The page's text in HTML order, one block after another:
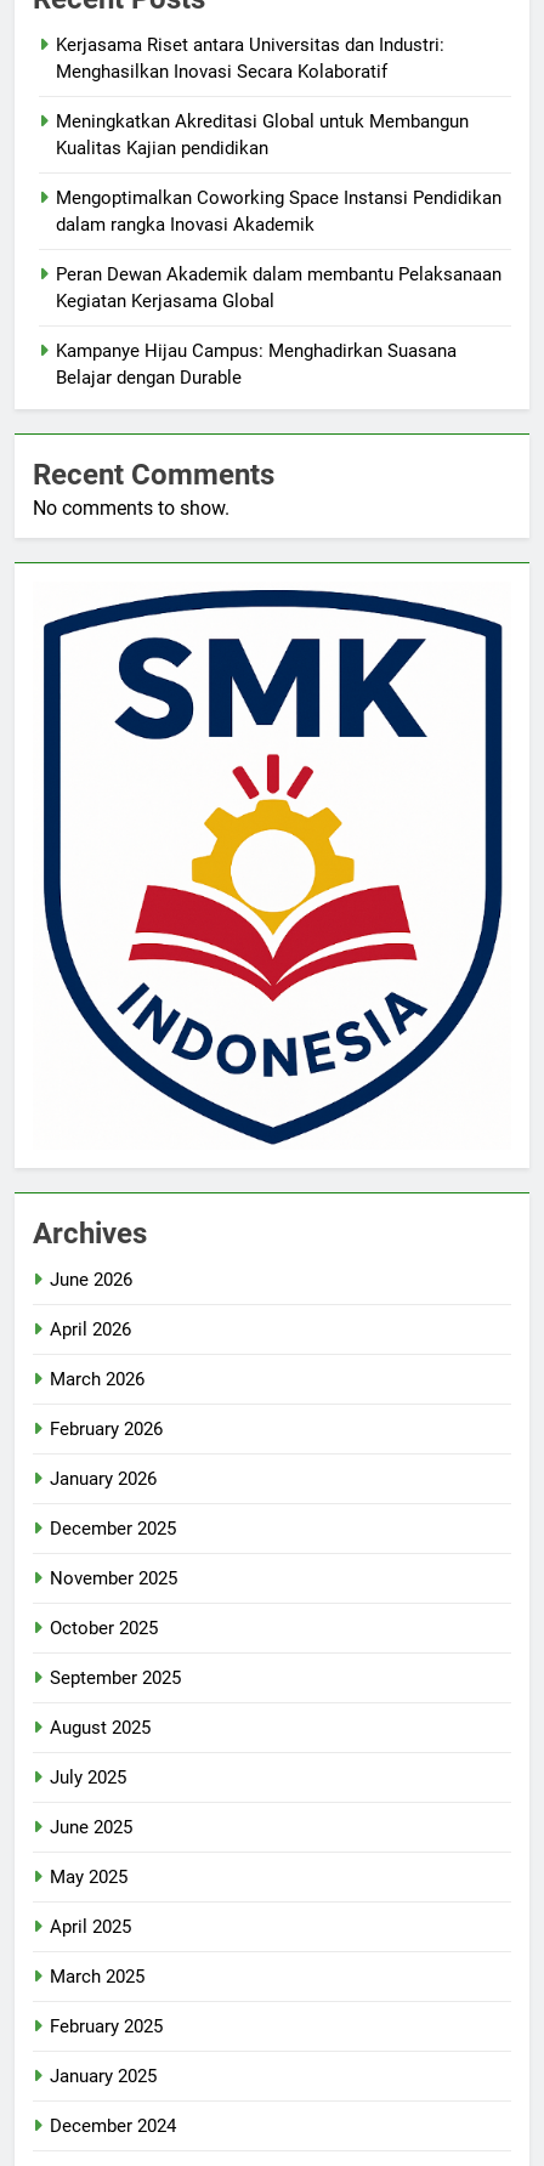
Kerjasama Riset antara Universitas dan Industri:
Menghasilkan Inovasi Secara Kolaboratif
Meningkatkan Akreditasi Global untuk Membangun
Kualitas Kajian pendidikan
Mengoptimalkan Coworking Space Instansi Pendidikan
dalam rangka Inovasi Akademik
Peran Dewan Akademik dalam membantu Pelaksanaan
Kegiatan Kerjasama Global
Kampanye Hijau Campus: Menghadirkan Suasana
Belajar dengan Durable
Recent Comments
No comments to show.
Archives
June 2026
April 2026
March 2026
February 2026
January 2026
December 2025
November 2025
October 2025
September 2025
August 2025
July 2025
June 2025
May 2025
April 2025
March 2025
February 2025
January 2025
December 2024